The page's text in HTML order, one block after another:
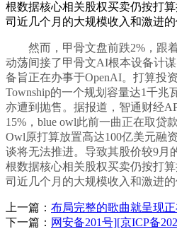
根数据核心相关股权买卖仍按打
司近几个月的大规模收入和激进
然而，甲骨文盘前跌2%，跟着
动荡间接了甲骨文AI根本设备计
备旨正在办事于OpenAI。打算投
Township的一个规划容量达1千兆
亦遭到抛售。据报道，智通财经
15%，blue owl此前一曲正在取贷
Owl原打算放置高达100亿美元融
谈将无法推进。导致其股价较9月
根数据核心相关股权买卖仍按打
司近几个月的大规模收入和激进
上一篇： 布局完整的歌曲就呈现
下一篇： 网安备201号][京ICP备